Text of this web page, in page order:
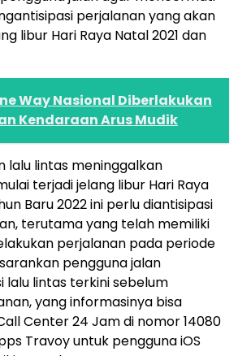
perjalanan yang akan
libur Hari Raya Natal 2021 dan
Way Nasional Diberlakukan
Kendaraan Arus Mudik
lalu lintas meninggalkan
terjadi jelang libur Hari Raya
Baru 2022 ini perlu diantisipasi
terutama yang telah memiliki
perjalanan pada periode
pengguna jalan
lalu lintas terkini sebelum
yang informasinya bisa
Center 24 Jam di nomor 14080
Travoy untuk pengguna iOS